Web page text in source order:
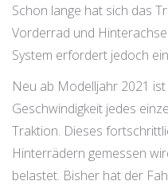
Schon lange hat sich das
Vorderrad und
System erfordert jedoch
Neu ab Modelljahr 2021
Geschwindigkeit jedes
Traktion. Dieses
Hinterrädern gemessen
belastet. Bisher hat der